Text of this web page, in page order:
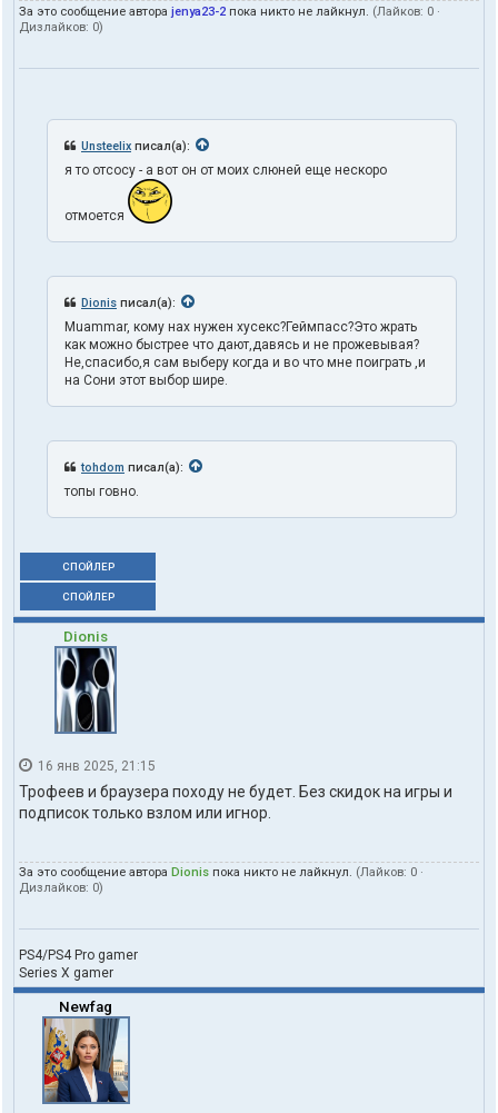
За это сообщение автора jenya23-2 пока никто не лайкнул. (Лайков: 0 ·
Дизлайков: 0)
Unsteelix писал(а):
я то отсосу - а вот он от моих слюней еще нескоро
отмоется
Dionis писал(а):
Muammar, кому нах нужен хусекс?Геймпасс?Это жрать
как можно быстрее что дают,давясь и не прожевывая?
Не,спасибо,я сам выберу когда и во что мне поиграть ,и
на Сони этот выбор шире.
tohdom писал(а):
топы говно.
СПОЙЛЕР
СПОЙЛЕР
Dionis
16 янв 2025, 21:15
Трофеев и браузера походу не будет. Без скидок на игры и
подписок только взлом или игнор.
За это сообщение автора Dionis пока никто не лайкнул. (Лайков: 0 ·
Дизлайков: 0)
PS4/PS4 Pro gamer
Series X gamer
Newfag